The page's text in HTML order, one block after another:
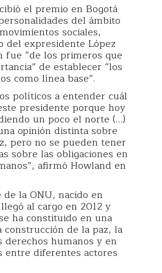
el premio en Bogotá
del ámbito
sociales,
del expresidente López
fue “de los primeros que
de establecer “los
como línea base”.
políticos a entender cuál
presidente porque hoy
un poco el norte (…)
opinión distinta sobre
pero no se pueden tener
sobre las obligaciones en
afirmó Howland en
la ONU, nacido en
al cargo en 2012 y
ha constituido en una
de la paz, la
derechos humanos y en
entre diferentes actores